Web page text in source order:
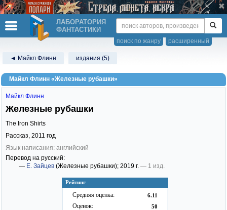
ЛАБОРАТОРИЯ
ФАНТАСТИКИ
расширенный
поиск по жанру
◄ Майкл Флинн издания (5)
Майкл Флинн «Железные рубашки»
Рейтинг
Средняя оценка: 6.11
Оценок: 50
Майкл Флинн
Железные рубашки
The Iron Shirts
Рассказ, 2011 год
Язык написания: английский
Перевод на русский:
— Е. Зайцев (Железные рубашки); 2019 г. — 1 изд.